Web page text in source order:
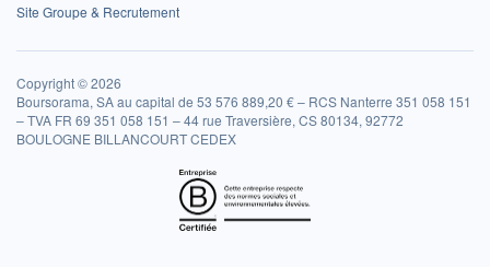
Site Groupe & Recrutement
Copyright © 2026
Boursorama, SA au capital de 53 576 889,20 € – RCS Nanterre 351 058 151
– TVA FR 69 351 058 151 – 44 rue Traversière, CS 80134, 92772
BOULOGNE BILLANCOURT CEDEX